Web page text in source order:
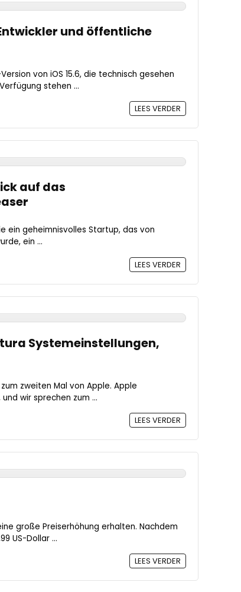
und öffentliche
von iOS 15.6, die technisch gesehen
stehen ...
LEES VERDER
auf das
ein geheimnisvolles Startup, das von
ein ...
LEES VERDER
Systemeinstellungen,
zweiten Mal von Apple. Apple
wir sprechen zum ...
LEES VERDER
große Preiserhöhung erhalten. Nachdem
US-Dollar ...
LEES VERDER